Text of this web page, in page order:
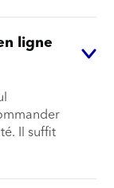
ligne
Il suffit